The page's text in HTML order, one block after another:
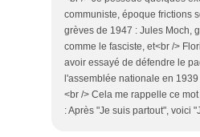
communiste, époque frictions
grèves de 1947 : Jules Moch,
comme le fasciste, et<br />
avoir essayé de défendre le
l'assemblée nationale en
<br /> Cela me rappelle ce
: Après "Je suis partout", voici